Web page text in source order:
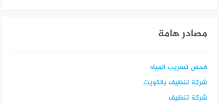
مصادر هامة
فحص تسريب المياه
شركة تنظيف بالكويت
شركة تنظيف